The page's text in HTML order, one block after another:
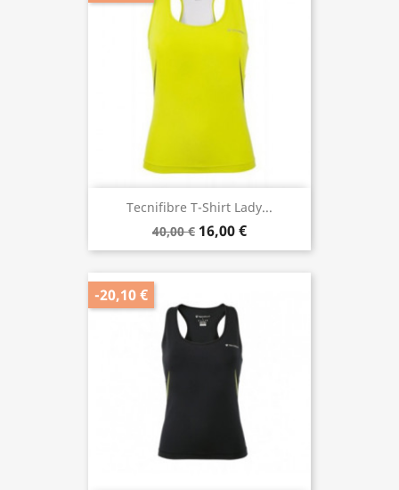
Tecnifibre T-Shirt Lady...
40,00 € 16,00 €
-20,10 €